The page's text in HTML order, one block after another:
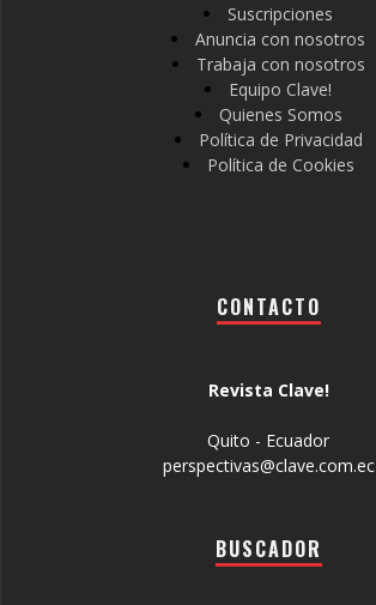
Suscripciones
Anuncia con nosotros
Trabaja con nosotros
Equipo Clave!
Quienes Somos
Política de Privacidad
Política de Cookies
CONTACTO
Revista Clave!
Quito - Ecuador
perspectivas@clave.com.ec
BUSCADOR